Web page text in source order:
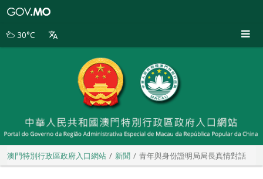
別
30°C
澳門特別行政區政府入口網站 新聞 青年與身份證明局局長真情對話